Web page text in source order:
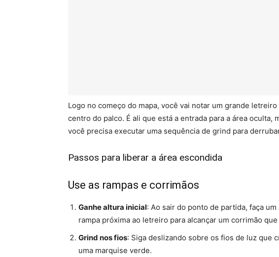
Logo no começo do mapa, você vai notar um grande
centro do palco. É ali que está a entrada para a área
você precisa executar uma sequência de grind para
Passos para liberar a área escondida
Use as rampas e corrimãos
Ganhe altura inicial: Ao sair do ponto de partida, faça um
rampa próxima ao letreiro para alcançar um corrimão
Grind nos fios: Siga deslizando sobre os fios de luz que
uma marquise verde.